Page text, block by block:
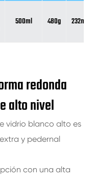
500ml 480g 232mm
redonda
alto nivel
vidrio blanco alto es
y pedernal
con una alta